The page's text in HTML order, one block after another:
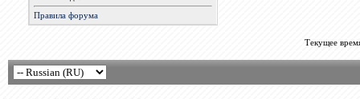
Правила форума
Текущее